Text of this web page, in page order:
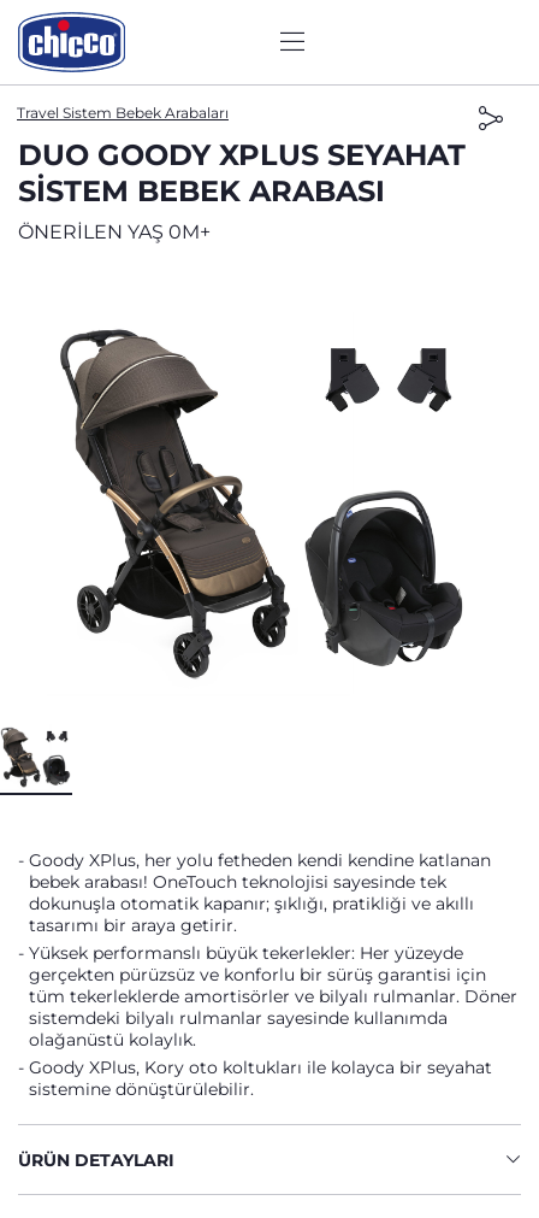
Travel Sistem Bebek Arabaları
DUO GOODY XPLUS SEYAHAT
SISTEM BEBEK ARABASI
ÖNERİLEN YAŞ 0M+
Goody XPlus, her yolu fetheden kendi kendine katlanan
bebek arabası! OneTouch teknolojisi sayesinde tek
dokunuşla otomatik kapanır; şıklığı, pratikliği ve akıllı
tasarımı bir araya getirir.
Yüksek performanslı büyük tekerlekler: Her yüzeyde
gerçekten pürüzsüz ve konforlu bir sürüş garantisi için
tüm tekerleklerde amortisörler ve bilyalı rulmanlar. Döner
sistemdeki bilyalı rulmanlar sayesinde kullanımda
olağanüstü kolaylık.
Goody XPlus, Kory oto koltukları ile kolayca bir seyahat
sistemine dönüştürülebilir.
ÜRÜN DETAYLARI